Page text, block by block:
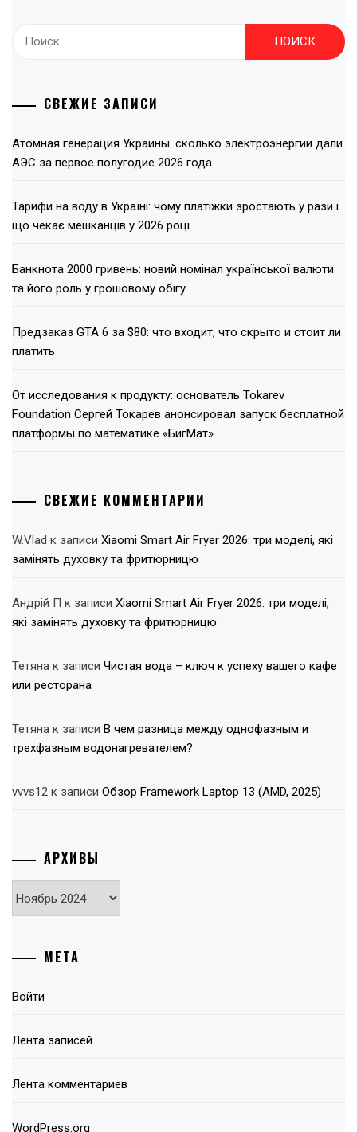
Найти:
СВЕЖИЕ ЗАПИСИ
Атомная генерация Украины: сколько электроэнергии дали
АЭС за первое полугодие 2026 года
Тарифи на воду в Україні: чому платіжки зростають у рази і
що чекає мешканців у 2026 році
Банкнота 2000 гривень: новий номінал української валюти
та його роль у грошовому обігу
Предзаказ GTA 6 за $80: что входит, что скрыто и стоит ли
платить
От исследования к продукту: основатель Tokarev
Foundation Сергей Токарев анонсировал запуск бесплатной
платформы по математике «БигМат»
СВЕЖИЕ КОММЕНТАРИИ
W.Vlad к записи Xiaomi Smart Air Fryer 2026: три моделі, які
замінять духовку та фритюрницю
Андрій П к записи Xiaomi Smart Air Fryer 2026: три моделі,
які замінять духовку та фритюрницю
Тетяна к записи Чистая вода – ключ к успеху вашего кафе
или ресторана
Тетяна к записи В чем разница между однофазным и
трехфазным водонагревателем?
vvvs12 к записи Обзор Framework Laptop 13 (AMD, 2025)
АРХИВЫ
Архивы
МЕТА
Войти
Лента записей
Лента комментариев
WordPress.org